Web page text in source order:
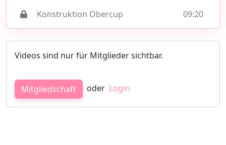
Konstruktion Obercup
09:20
Videos sind nur für Mitglieder sichtbar.
Mitgliedschaft oder Login